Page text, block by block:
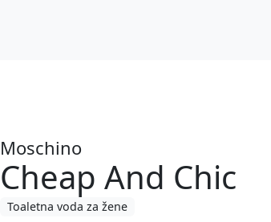
Moschino
Cheap And Chic
Toaletna voda za žene